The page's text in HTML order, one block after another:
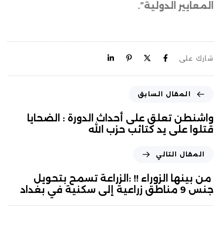
المعايير الدولية”.
شارك على
المقال السابق
واشنطن تعلق على أحداث الدورة : الضحايا
قتلوا على يد كتائب حزب الله
المقال التالي
من بينها الزوراء !! :الزراعة تسمح بتحويل
جنس 9 مناطق زراعية إلى سكنية في بغداد